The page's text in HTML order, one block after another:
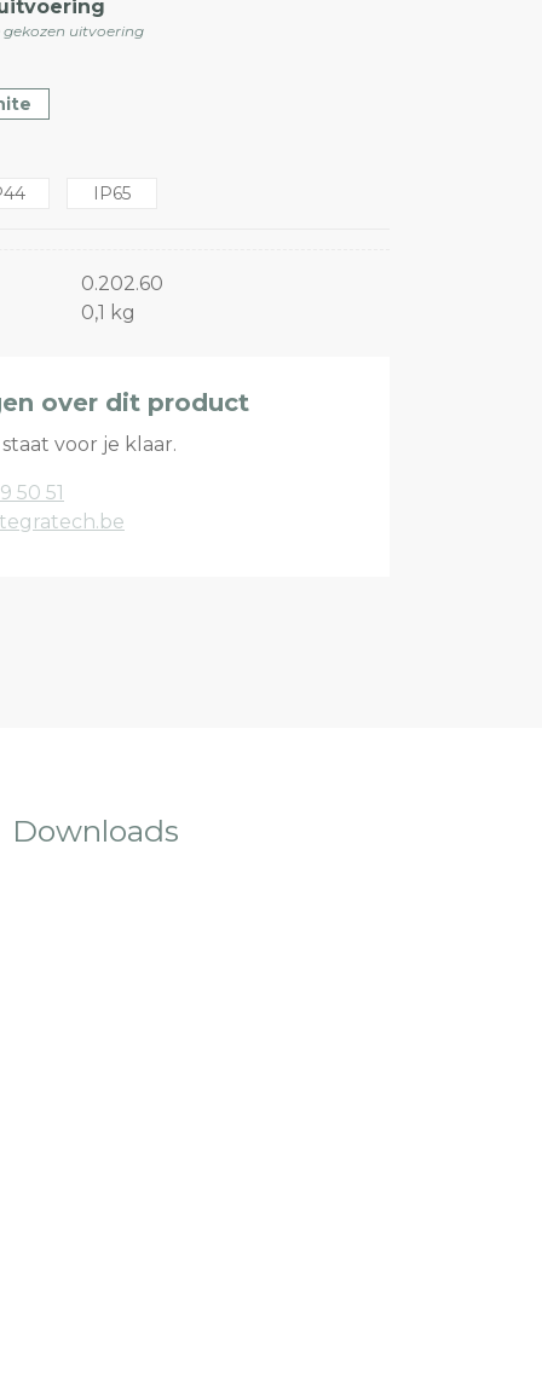
uitvoering
IP65
0.202.60
0,1 kg
over dit product
staat voor je klaar.
50 51
Downloads